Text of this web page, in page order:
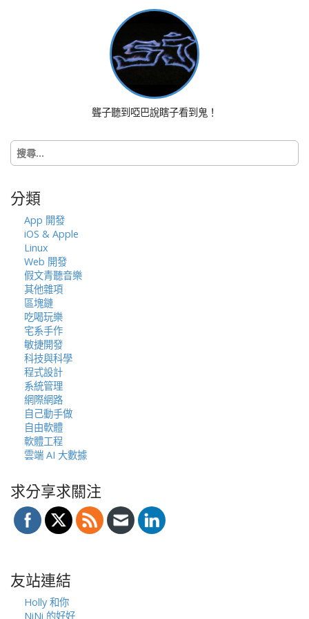
i
o
n
聾子聽到啞巴說瞎子看到鬼！
搜
尋
字:
分類
App 開發
iOS & Apple
Linux
Web 開發
假文青聽音樂
其他雜項
區塊鏈
吃喝玩樂
宅系手作
敏捷開發
科技與科學
程式設計
系統管理
網際網路
自己動手做
自由軟體
軟體工程
雲端 AI 大數據
求分享求關注
友站連結
Holly 和你
NiNi 的好好